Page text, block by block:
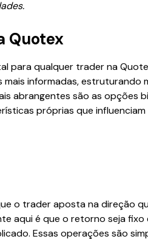
Quotex
para qualquer trader na
informadas, estruturando
abrangentes são as opções
próprias que
o trader aposta na direção
aqui é que o retorno seja fixo
Essas operações são